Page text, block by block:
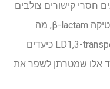
חסרי קישורים צולבים
אלה מפגינים רגישות מוגברת לאנטיביוטיקה β-lactam, מה
שמדגיש את הפוטנציאל של LD1,3-transpeptidases כיעדים
אלו שמטרתן לשפר את